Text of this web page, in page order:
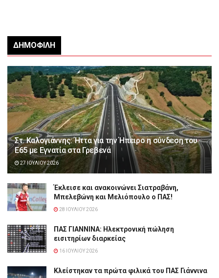
ΔΗΜΟΦΙΛΉ
Στ. Καλογιάννης: Ήττα για την Ήπειρο η σύνδεση του
Ε65 με Εγνατία στα Γρεβενά
27 ΙΟΥΛΊΟΥ 2026
Έκλεισε και ανακοινώνει Σιατραβάνη,
Μπελεβώνη και Μελιόπουλο ο ΠΑΣ!
28 ΙΟΥΛΊΟΥ 2026
ΠΑΣ ΓΙΑΝΝΙΝΑ: Hλεκτρονική πώληση
εισιτηρίων διαρκείας
16 ΙΟΥΛΊΟΥ 2026
Κλείστηκαν τα πρώτα φιλικά του ΠΑΣ Γιάννινα